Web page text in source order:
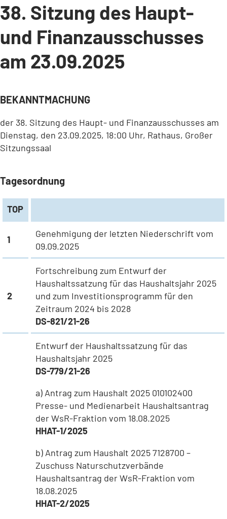
38. Sitzung des Haupt-
und Finanzausschusses
am 23.09.2025
BEKANNTMACHUNG
der 38. Sitzung des Haupt- und Finanzausschusses am
Dienstag, den 23.09.2025, 18:00 Uhr, Rathaus, Großer
Sitzungssaal
Tagesordnung
TOP
1
Genehmigung der letzten Niederschrift vom
09.09.2025
2
Fortschreibung zum Entwurf der
Haushaltssatzung für das Haushaltsjahr 2025
und zum Investitionsprogramm für den
Zeitraum 2024 bis 2028
DS-821/21-26
Entwurf der Haushaltssatzung für das
Haushaltsjahr 2025
DS-779/21-26
a) Antrag zum Haushalt 2025 010102400
Presse- und Medienarbeit Haushaltsantrag
der WsR-Fraktion vom 18.08.2025
HHAT-1/2025
b) Antrag zum Haushalt 2025 7128700 –
Zuschuss Naturschutzverbände
Haushaltsantrag der WsR-Fraktion vom
18.08.2025
HHAT-2/2025